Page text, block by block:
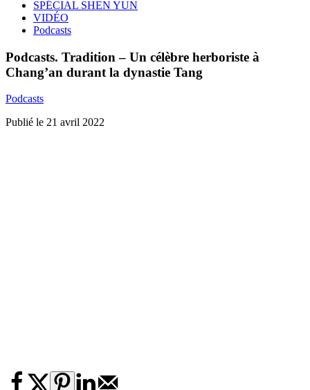
SPÉCIAL SHEN YUN
VIDÉO
Podcasts
Podcasts. Tradition – Un célèbre herboriste à
Chang’an durant la dynastie Tang
Podcasts
Publié le 21 avril 2022